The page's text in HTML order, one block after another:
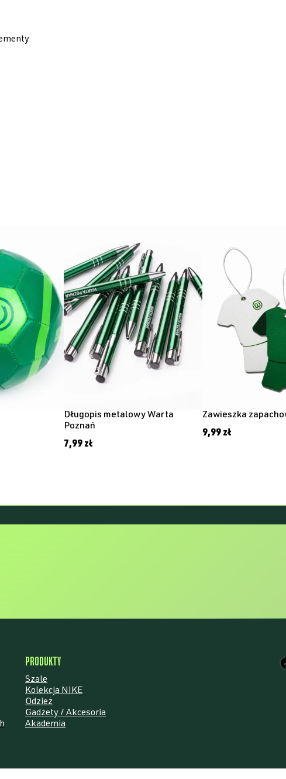
Długopis metalowy Warta
Poznań
7,99 zł
Zawieszka
9,99 zł
•
PRODUKTY
Szale
Kolekcja NIKE
Odzież
Gadżety / Akcesoria
Akademia
Facebook